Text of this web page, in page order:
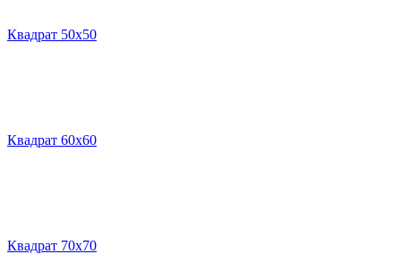
Квадрат 50х50
Квадрат 60х60
Квадрат 70х70